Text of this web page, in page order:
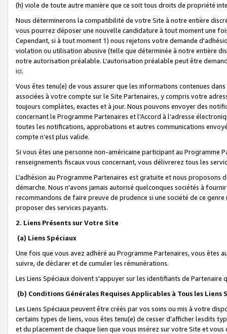
(h) viole de toute autre manière que ce soit tous droits de propriété
Nous déterminerons la compatibilité de votre Site à notre entière
vous pourrez déposer une nouvelle candidature à tout moment une
Cependant, si à tout moment 1) nous rejetons votre demande
violation ou utilisation abusive (telle que déterminée à notre entière
notre autorisation préalable. L'autorisation préalable peut être
ici.
Vous êtes tenu(e) de vous assurer que les informations contenues
associées à votre compte sur le Site Partenaires, y compris votre
toujours complètes, exactes et à jour. Nous pouvons envoyer des
concernant le Programme Partenaires et l'Accord à l’adresse
toutes les notifications, approbations et autres communications
compte n’est plus valide.
Si vous êtes une personne non-américaine participant au
renseignements fiscaux vous concernant, vous délivrerez tous les
L'adhésion au Programme Partenaires est gratuite et nous proposons
démarche. Nous n'avons jamais autorisé quelconques sociétés à
recommandons de faire preuve de prudence si une société de ce
proposer des services payants.
2. Liens Présents sur Votre Site
(a) Liens Spéciaux
Une fois que vous avez adhéré au Programme Partenaires, vous êtes
suivre, de déclarer et de cumuler les rémunérations.
Les Liens Spéciaux doivent s'appuyer sur les identifiants de Partenaire
(b) Conditions Générales Requises Applicables à Tous les Liens
Les Liens Spéciaux peuvent être créés par vos soins ou mis à votre
certains types de liens, vous êtes tenu(e) de cesser d'afficher lesdits
et du placement de chaque lien que vous insérez sur votre Site et